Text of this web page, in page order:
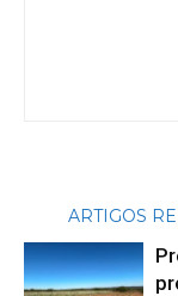
ARTIGOS